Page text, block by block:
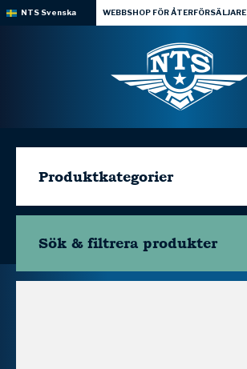
NTS Svenska WEBBSHOP FÖR ÅTERFÖRSÄLJARE
Produktkategorier
Sök & filtrera produkter